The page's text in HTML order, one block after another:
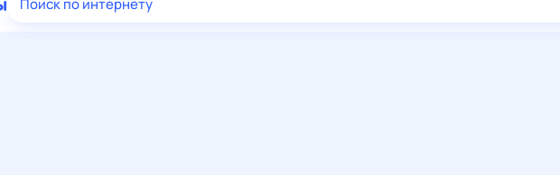
Поиск по интернету